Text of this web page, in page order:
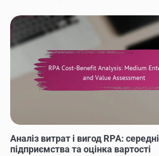
Аналіз витрат і вигод RPA: середні
підприємства та оцінка вартості